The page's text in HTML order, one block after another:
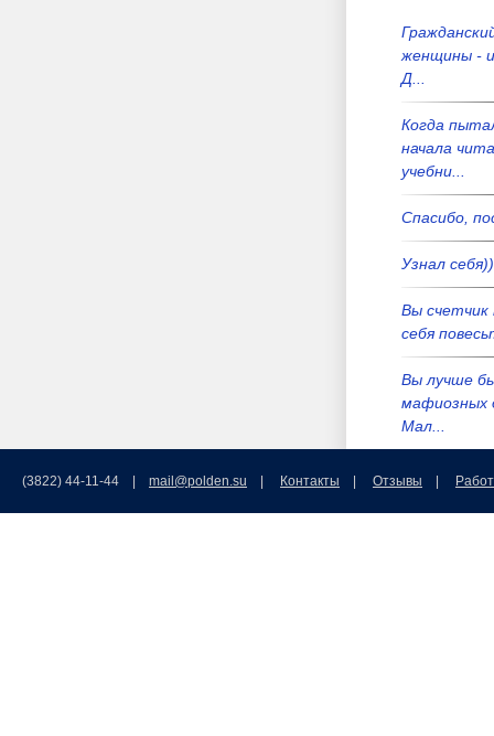
женщины -
Д...
Когда
начала
учебни...
Спасибо,
Узнал себя))
Вы
себя
Вы лучше
мафиозных
Мал...
Вы лучше
Мал...
(3822) 44-11-44 | mail@polden.su Контакты Отзывы